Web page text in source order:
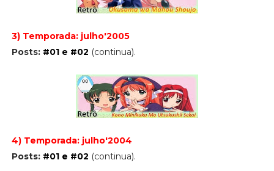
3) Temporada: julho'2005
Posts: #01 e #02 (continua).
4) Temporada: julho'2004
Posts: #01 e #02 (continua).